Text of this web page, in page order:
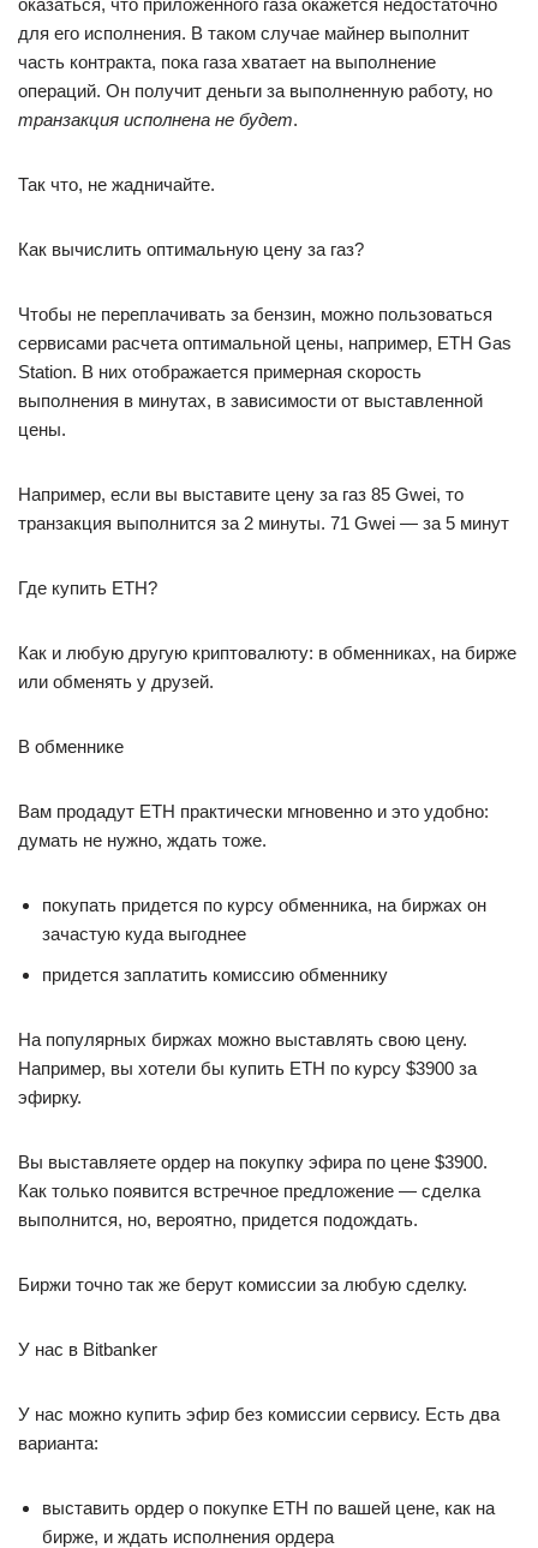
оказаться, что приложенного газа окажется недостаточно
для его исполнения. В таком случае майнер выполнит
часть контракта, пока газа хватает на выполнение
операций. Он получит деньги за выполненную работу, но
транзакция исполнена не будет.
Так что, не жадничайте.
Как вычислить оптимальную цену за газ?
Чтобы не переплачивать за бензин, можно пользоваться
сервисами расчета оптимальной цены, например, ETH Gas
Station. В них отображается примерная скорость
выполнения в минутах, в зависимости от выставленной
цены.
Например, если вы выставите цену за газ 85 Gwei, то
транзакция выполнится за 2 минуты. 71 Gwei — за 5 минут
Где купить ETH?
Как и любую другую криптовалюту: в обменниках, на бирже
или обменять у друзей.
В обменнике
Вам продадут ETH практически мгновенно и это удобно:
думать не нужно, ждать тоже.
покупать придется по курсу обменника, на биржах он
зачастую куда выгоднее
придется заплатить комиссию обменнику
На популярных биржах можно выставлять свою цену.
Например, вы хотели бы купить ETH по курсу $3900 за
эфирку.
Вы выставляете ордер на покупку эфира по цене $3900.
Как только появится встречное предложение — сделка
выполнится, но, вероятно, придется подождать.
Биржи точно так же берут комиссии за любую сделку.
У нас в Bitbanker
У нас можно купить эфир без комиссии сервису. Есть два
варианта:
выставить ордер о покупке ETH по вашей цене, как на
бирже, и ждать исполнения ордера